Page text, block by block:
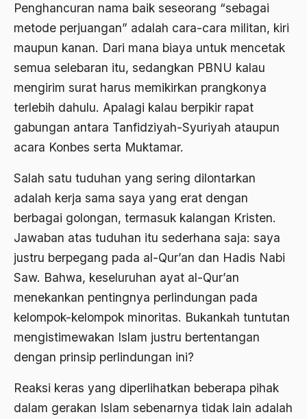
Penghancuran nama baik seseorang “sebagai
metode perjuangan” adalah cara-cara militan, kiri
maupun kanan. Dari mana biaya untuk mencetak
semua selebaran itu, sedangkan PBNU kalau
mengirim surat harus memikirkan prangkonya
terlebih dahulu. Apalagi kalau berpikir rapat
gabungan antara Tanfidziyah-Syuriyah ataupun
acara Konbes serta Muktamar.
Salah satu tuduhan yang sering dilontarkan
adalah kerja sama saya yang erat dengan
berbagai golongan, termasuk kalangan Kristen.
Jawaban atas tuduhan itu sederhana saja: saya
justru berpegang pada al-Qur’an dan Hadis Nabi
Saw. Bahwa, keseluruhan ayat al-Qur’an
menekankan pentingnya perlindungan pada
kelompok-kelompok minoritas. Bukankah tuntutan
mengistimewakan Islam justru bertentangan
dengan prinsip perlindungan ini?
Reaksi keras yang diperlihatkan beberapa pihak
dalam gerakan Islam sebenarnya tidak lain adalah
1976
1974
1973
1971
Afrika utara
agama
Agama & Negara
Agama Asli
Agama Asli Indonesia
Agama dan Negara
Agama dan negaraa
Agama dan Pemerintah
Agama dan Politik
Agama dan Praktis
Agama Demokrasi
Agama di Asia
agama elitis
Agama Hukum
Agama Inovasi